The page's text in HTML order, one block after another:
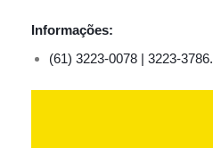
Informações:
(61) 3223-0078 | 3223-3786.